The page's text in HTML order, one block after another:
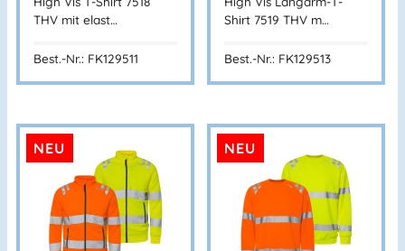
THV mit elast…
Best.-Nr.: FK129511
Shirt 7519 THV m…
Best.-Nr.: FK129513
NEU NEU